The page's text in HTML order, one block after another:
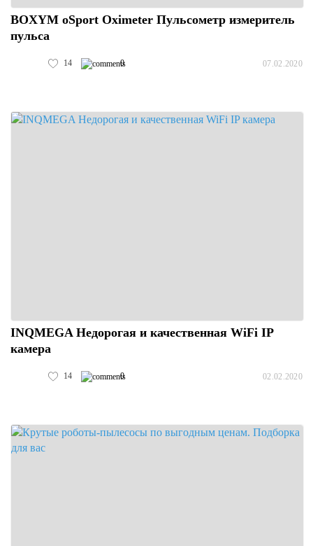
BOXYM oSport Oximeter Пульсометр измеритель
пульса
14 0 07.02.2020
INQMEGA Недорогая и качественная WiFi IP
камера
14 0 02.02.2020